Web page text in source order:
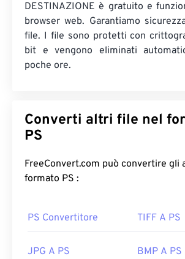
DESTINAZIONE è gratuito e
browser web. Garantiamo
file. I file sono protetti con
bit e vengono eliminati
poche ore.
Converti altri file nel
PS
FreeConvert.com può convertire gli
formato PS :
PS Convertitore TIFF A PS
JPG A PS BMP A PS